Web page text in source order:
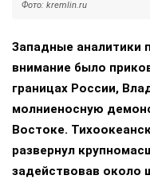
Фото: kremlin.ru
Западные аналитики
внимание было
границах России,
молниеносную
Востоке.
развернул
задействовав около